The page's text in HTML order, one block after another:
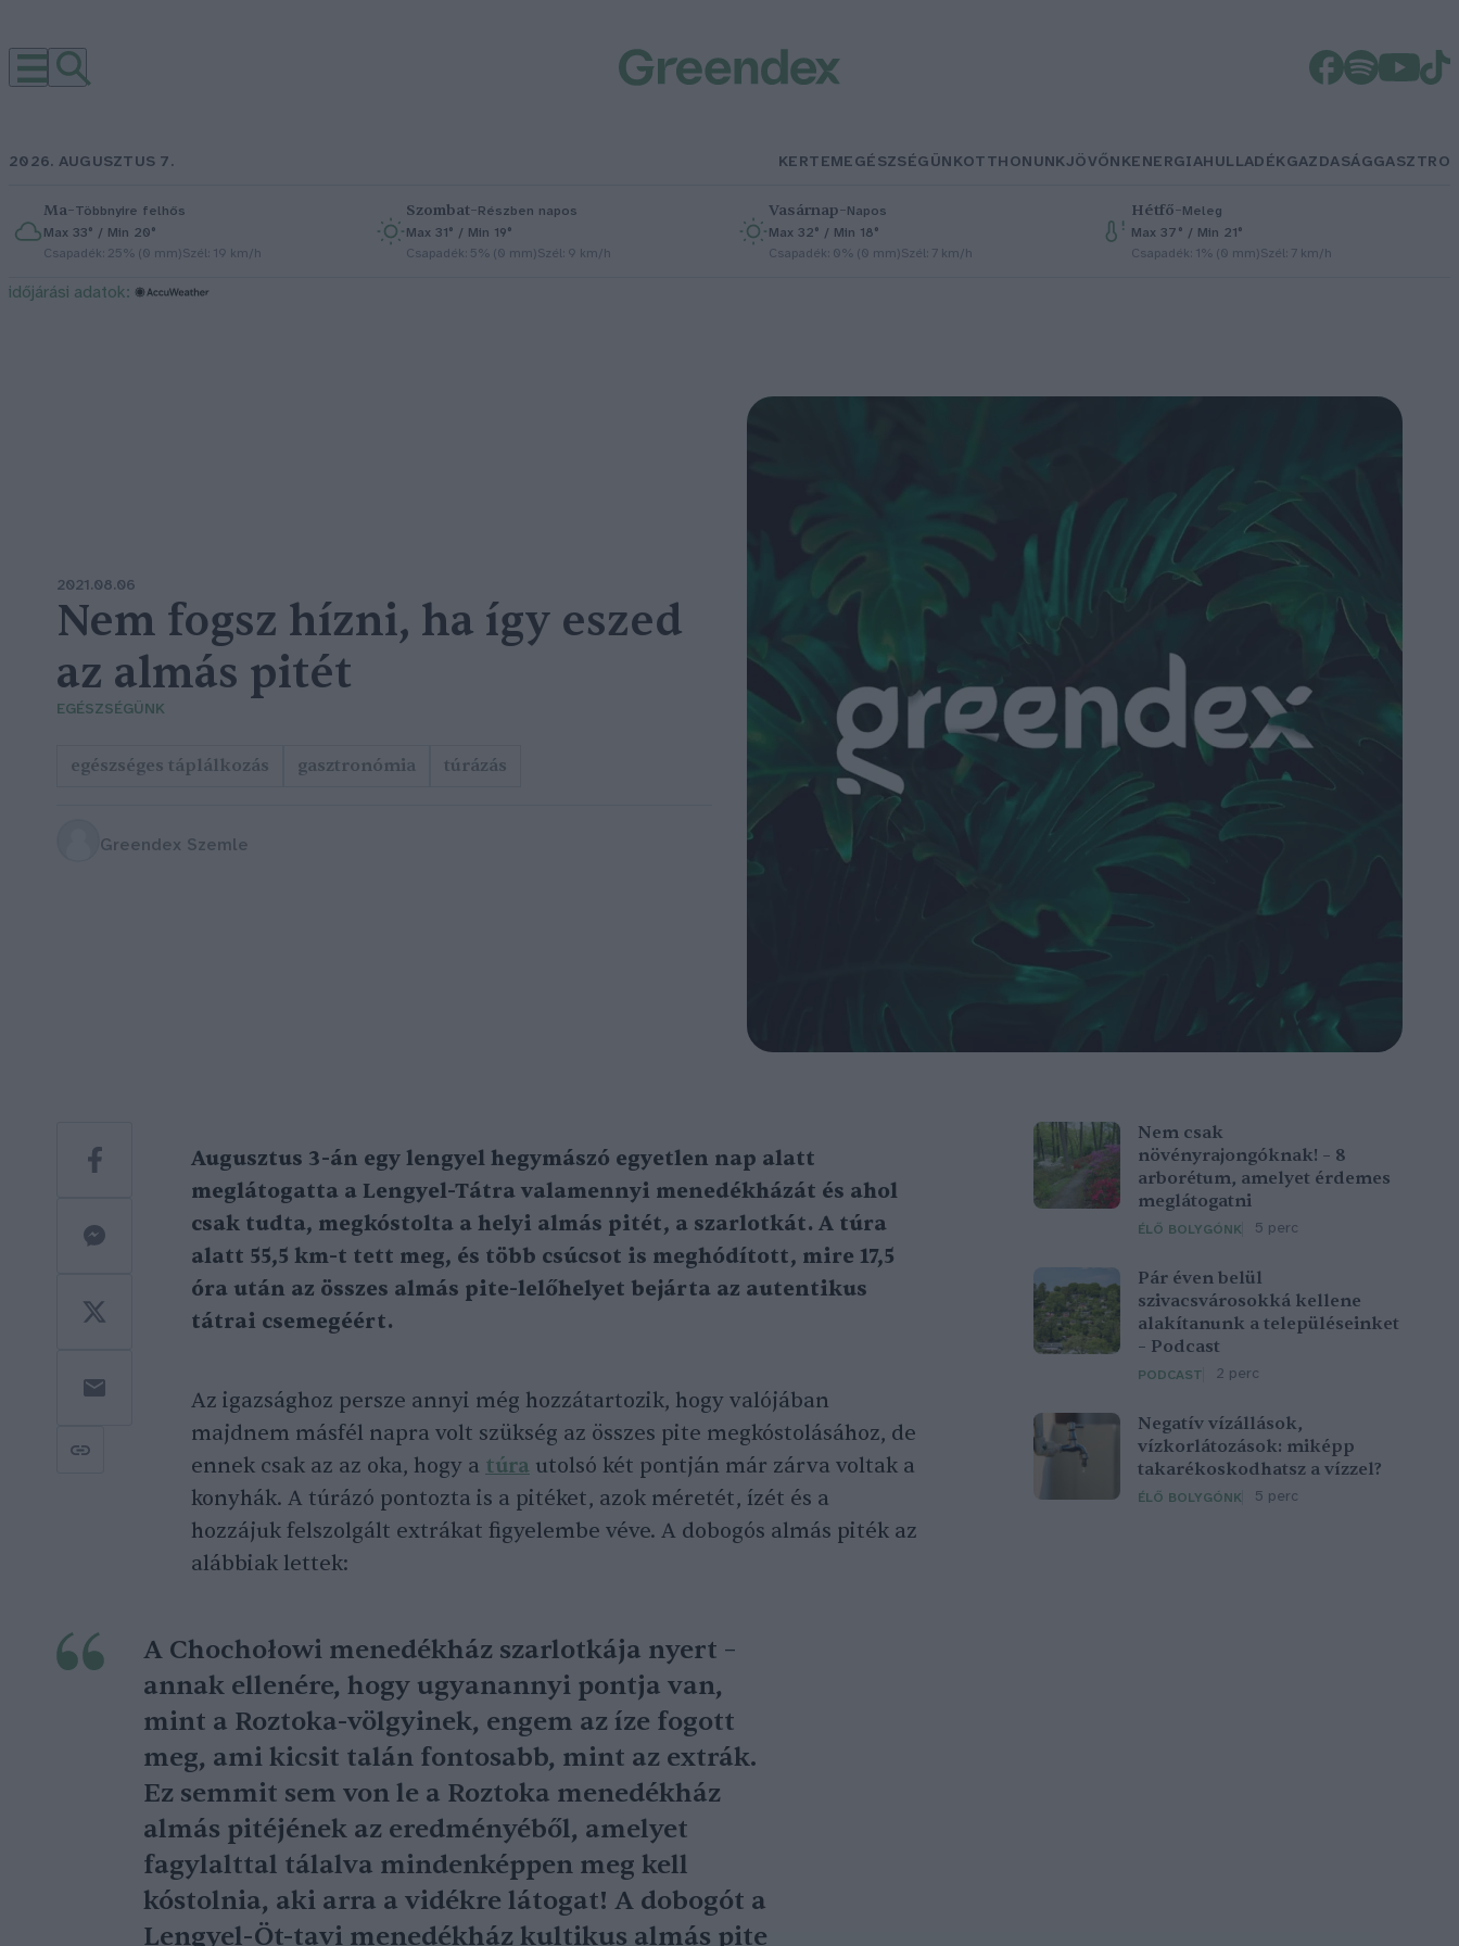
2026. AUGUSZTUS 7. KERTEMEGÉSZSÉGÜNKOTTHONUNKJÖVŐNKENERGIAHULLADÉKGAZDASÁGGASZTRO
Ma–Többnyire felhős
Max 33° / Min 20°
Csapadék: 25% (0 mm)Szél: 19 km/h
Szombat–Részben napos
Max 31° / Min 19°
Csapadék: 5% (0 mm)Szél: 9 km/h
Vasárnap–Napos
Max 32° / Min 18°
Csapadék: 0% (0 mm)Szél: 7 km/h
Hétfő–Meleg
Max 37° / Min 21°
Csapadék: 1% (0 mm)Szél: 7 km/h
időjárási adatok:
2021.08.06
Nem fogsz hízni, ha így eszed
az almás pitét
EGÉSZSÉGÜNK
egészséges táplálkozás gasztronómia túrázás
Greendex Szemle
Augusztus 3-án egy lengyel hegymászó egyetlen nap alatt
meglátogatta a Lengyel-Tátra valamennyi menedékházát és ahol
csak tudta, megkóstolta a helyi almás pitét, a szarlotkát. A túra
alatt 55,5 km-t tett meg, és több csúcsot is meghódított, mire 17,5
óra után az összes almás pite-lelőhelyet bejárta az autentikus
tátrai csemegéért.
Az igazsághoz persze annyi még hozzátartozik, hogy valójában
majdnem másfél napra volt szükség az összes pite megkóstolásához, de
ennek csak az az oka, hogy a túra utolsó két pontján már zárva voltak a
konyhák. A túrázó pontozta is a pitéket, azok méretét, ízét és a
hozzájuk felszolgált extrákat figyelembe véve. A dobogós almás piték az
alábbiak lettek:
A Chochołowi menedékház szarlotkája nyert –
annak ellenére, hogy ugyanannyi pontja van,
mint a Roztoka-völgyinek, engem az íze fogott
meg, ami kicsit talán fontosabb, mint az extrák.
Ez semmit sem von le a Roztoka menedékház
almás pitéjének az eredményéből, amelyet
fagylalttal tálalva mindenképpen meg kell
kóstolnia, aki arra a vidékre látogat! A dobogót a
Lengyel-Öt-tavi menedékház kultikus almás pite
Nem csak
növényrajongóknak! – 8
arborétum, amelyet érdemes
meglátogatni
ÉLŐ BOLYGÓNK 5 perc
Pár éven belül
szivacsvárosokká kellene
alakítanunk a településeinket
– Podcast
PODCAST 2 perc
Negatív vízállások,
vízkorlátozások: miképp
takarékoskodhatsz a vízzel?
ÉLŐ BOLYGÓNK 5 perc